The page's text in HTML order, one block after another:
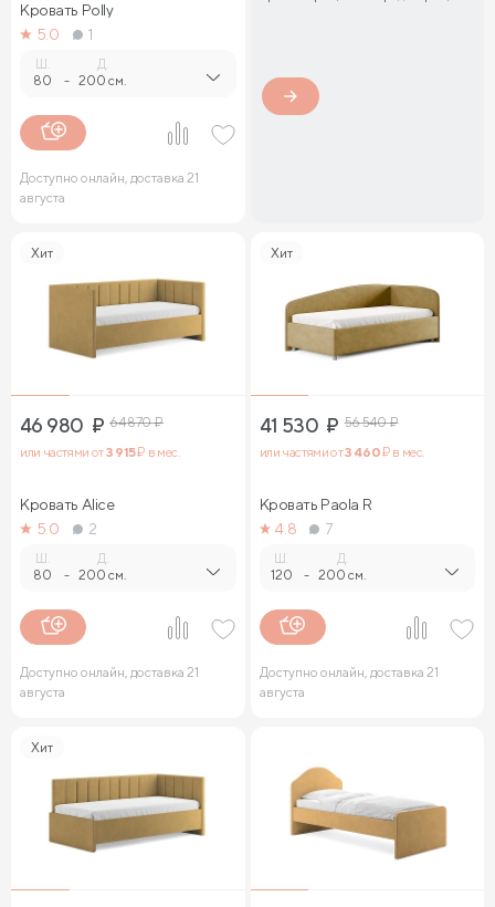
Кровать Polly
5.0
1
80 -
Д.
200 см.
Доступно онлайн, доставка 21
августа
Хит
46 980 ₽ 64 870₽
или частями от3 915₽ в мес.
Кровать Alice
5.0
2
80 -
Д.
200 см.
Доступно онлайн, доставка 21
августа
Хит
41 530 ₽ 56 540₽
или частями от3 460₽ в мес.
Кровать Paola R
4.8
7
120 -
Д.
200 см.
Доступно онлайн, доставка 21
августа
Хит